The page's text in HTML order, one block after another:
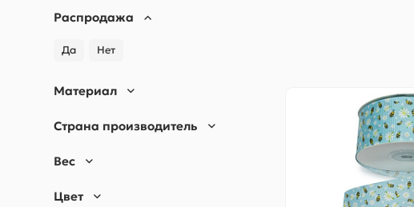
Распродажа
Да Нет
Материал
Страна производитель
Вес
Цвет